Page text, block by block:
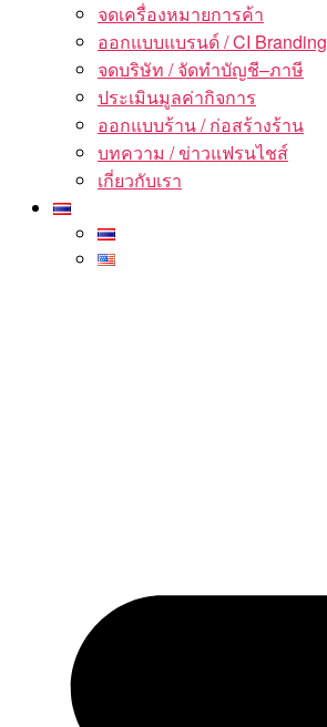
จดเครื่องหมายการค้า
ออกแบบแบรนด์ / CI Branding
จดบริษัท / จัดทำบัญชี–ภาษี
ประเมินมูลค่ากิจการ
ออกแบบร้าน / ก่อสร้างร้าน
บทความ / ข่าวแฟรนไชส์
เกี่ยวกับเรา